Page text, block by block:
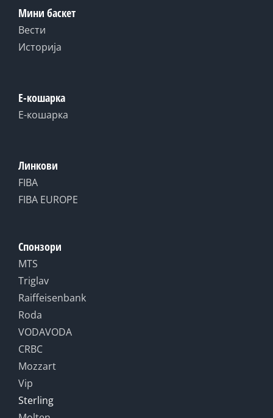
Мини баскет
Вести
Историја
Е-кошарка
Е-кошарка
Линкови
FIBA
FIBA EUROPE
Спонзори
MTS
Triglav
Raiffeisenbank
Roda
VODAVODA
CRBC
Mozzart
Vip
Sterling